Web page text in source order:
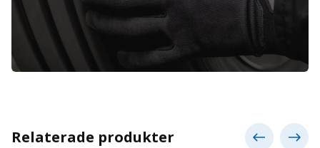
Relaterade produkter